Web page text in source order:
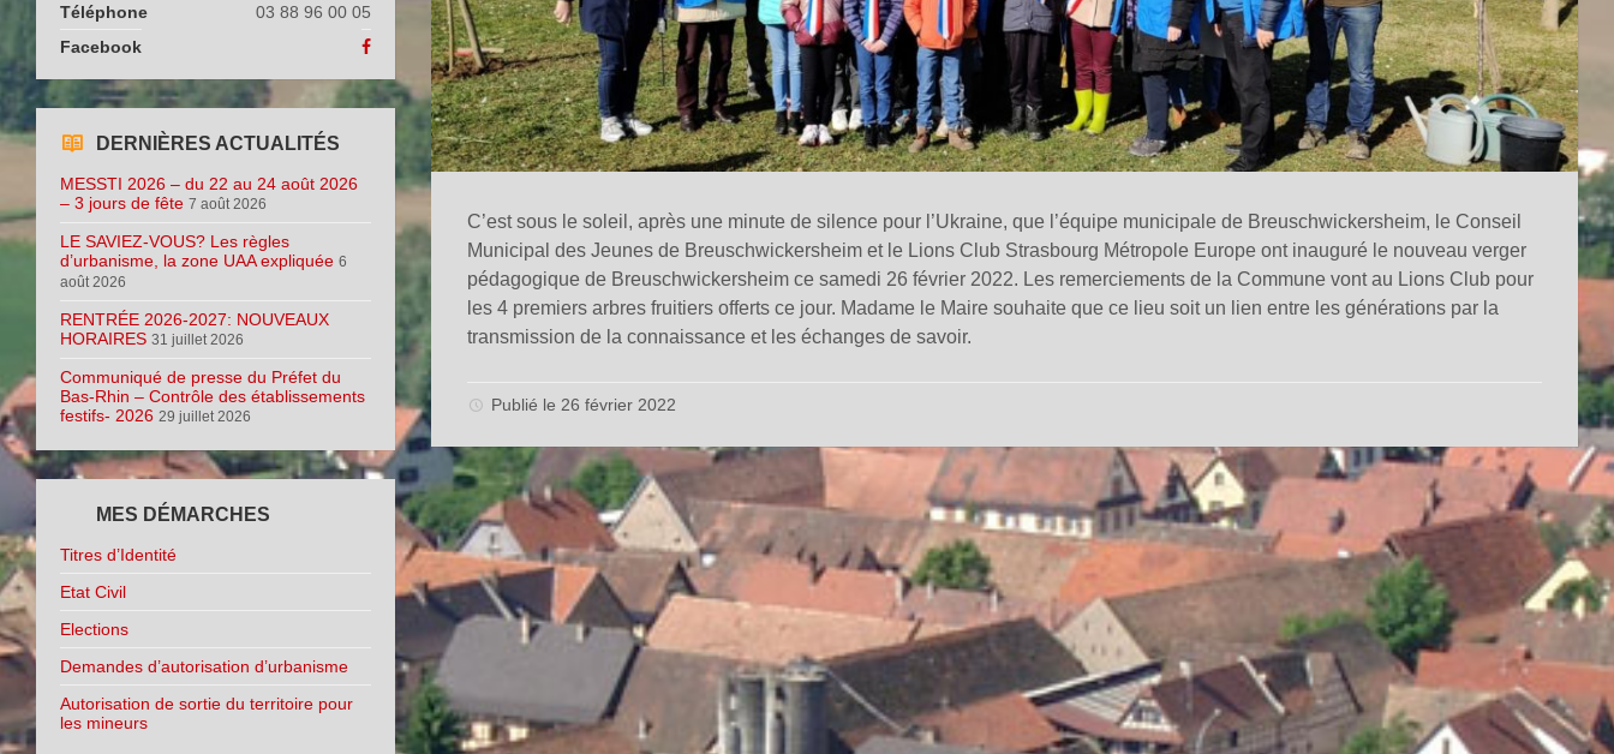
C’est sous le soleil, après une minute de silence pour l’Ukraine, que l’équipe municipale de Breuschwickersheim, le Conseil
Municipal des Jeunes de Breuschwickersheim et le Lions Club Strasbourg Métropole Europe ont inauguré le nouveau verger
pédagogique de Breuschwickersheim ce samedi 26 février 2022. Les remerciements de la Commune vont au Lions Club pour
les 4 premiers arbres fruitiers offerts ce jour. Madame le Maire souhaite que ce lieu soit un lien entre les générations par la
transmission de la connaissance et les échanges de savoir.
Publié le 26 février 2022
Téléphone
03 88 96 00 05
Facebook
DERNIÈRES ACTUALITÉS
MESSTI 2026 – du 22 au 24 août 2026
– 3 jours de fête 7 août 2026
LE SAVIEZ-VOUS? Les règles
d’urbanisme, la zone UAA expliquée 6
août 2026
RENTRÉE 2026-2027: NOUVEAUX
HORAIRES 31 juillet 2026
Communiqué de presse du Préfet du
Bas-Rhin – Contrôle des établissements
festifs- 2026 29 juillet 2026
MES DÉMARCHES
Titres d’Identité
Etat Civil
Elections
Demandes d’autorisation d’urbanisme
Autorisation de sortie du territoire pour
les mineurs